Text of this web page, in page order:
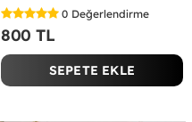
0 Değerlendirme
800 TL
SEPETE EKLE